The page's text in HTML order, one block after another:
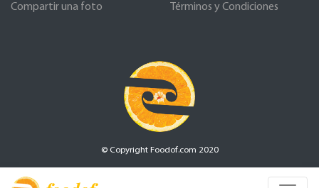
Compartir una foto
Términos y Condiciones
© Copyright Foodof.com 2020